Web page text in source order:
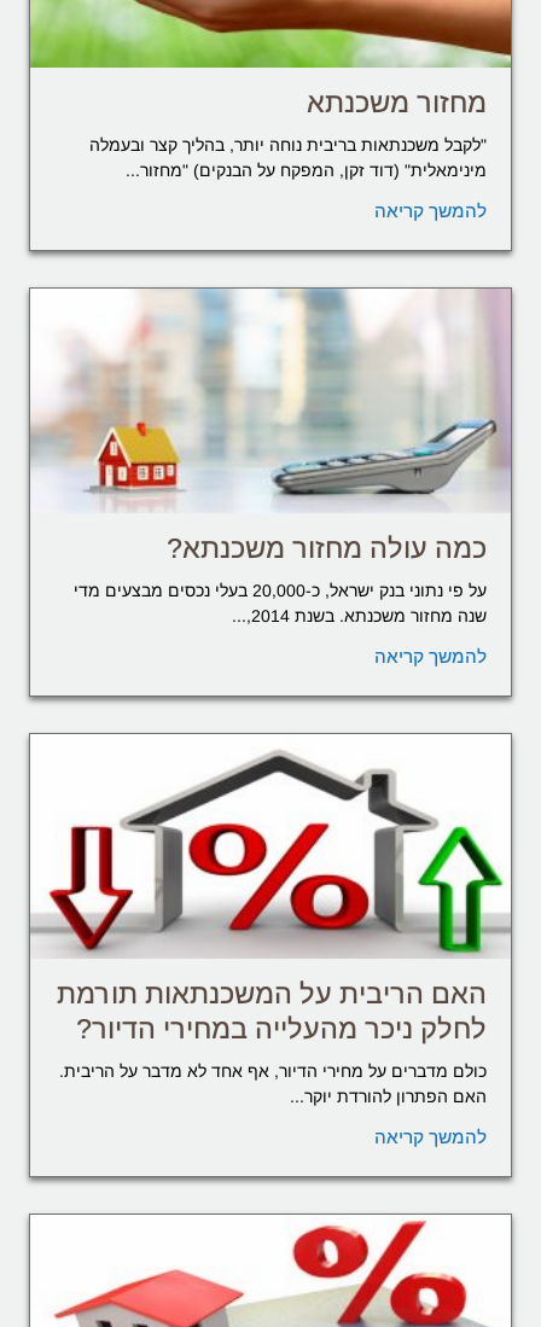
מחזור משכנתא
"לקבל משכנתאות בריבית נוחה יותר, בהליך קצר ובעמלה
מינימאלית" (דוד זקן, המפקח על הבנקים) "מחזור...
להמשך קריאה
כמה עולה מחזור משכנתא?
על פי נתוני בנק ישראל, כ-20,000 בעלי נכסים מבצעים מדי
שנה מחזור משכנתא. בשנת 2014,...
להמשך קריאה
האם הריבית על המשכנתאות תורמת
לחלק ניכר מהעלייה במחירי הדיור?
כולם מדברים על מחירי הדיור, אף אחד לא מדבר על הריבית.
האם הפתרון להורדת יוקר...
להמשך קריאה